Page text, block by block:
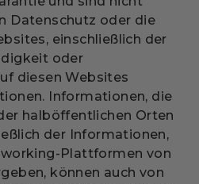
Datenschutz oder die
einschließlich der
oder
diesen Websites
Informationen, die
halböffentlichen Orten
der Informationen,
Plattformen von
können auch von